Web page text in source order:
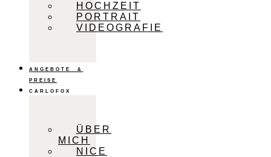
HOCHZEIT
PORTRAIT
VIDEOGRAFIE
ANGEBOTE &
PREISE
CARLOFOX
ÜBER
MICH
NICE